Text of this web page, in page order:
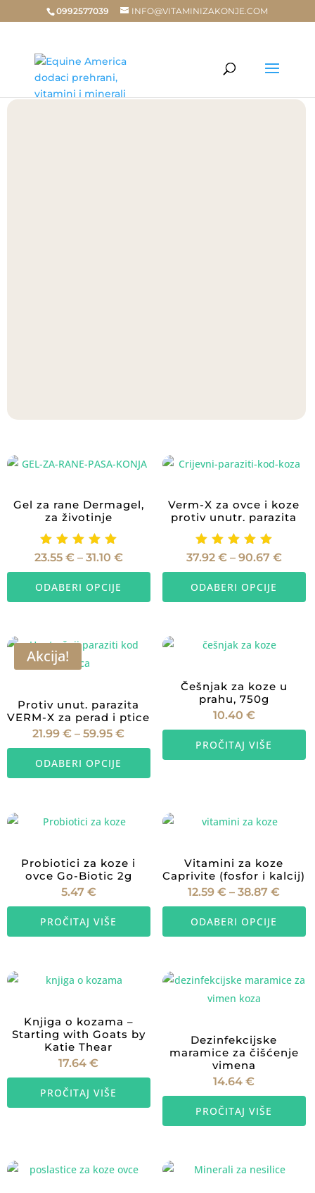
0992577039 INFO@VITAMINIZAKONJE.COM
Gel za rane Dermagel,
za životinje
Ocijenje
od 5
23.55 € – 31.10 €Raspon
cijena:
od
31.10 €
ODABERI OPCIJE
Ovaj
ima
varijanti.
stranici
Verm-X za ovce i koze
protiv unutr. parazita
Ocijenje
od 5
37.92 € – 90.67 €
od
ODABERI OPCIJE
Akcija!
Protiv unut. parazita
VERM-X za perad i ptice
21.99€ – 59.95€Raspon
od
21.99 €
59.95 €
ODABERI OPCIJE
Ovaj
varijanti.
mogu
odabrati
na
Češnjak za koze u
prahu, 750g
10.40 €
PROČITAJ VIŠE
Probiotici za koze i
ovce Go-Biotic 2g
5.47 €
PROČITAJ VIŠE
Vitamini za koze
Caprivite (fosfor i kalcij)
12.59€ – 38.87€
od
38.87
ODABERI OPCIJE
Knjiga o kozama –
Starting with Goats by
Katie Thear
17.64€
PROČITAJ VIŠE
Dezinfekcijske
maramice za čišćenje
vimena
14.64€
PROČITAJ VIŠE